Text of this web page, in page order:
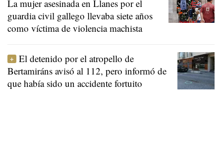
La mujer asesinada en Llanes por el
guardia civil gallego llevaba siete años
como víctima de violencia machista
El detenido por el atropello de
Bertamiráns avisó al 112, pero informó de
que había sido un accidente fortuito